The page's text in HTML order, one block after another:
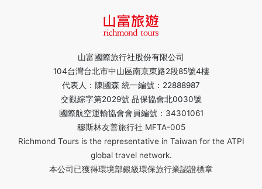
山富國際旅行社股份有限公司
104台灣台北市中山區南京東路2段85號4樓
代表人：陳國森 統一編號：22888987
交觀綜字第2029號 品保協會北0030號
國際航空運輸協會會員編號：34301061
穆斯林友善旅行社 MFTA-005
Richmond Tours is the representative in Taiwan for the ATPI
global travel network.
本公司已獲得環境部銀級環保旅行業認證標章